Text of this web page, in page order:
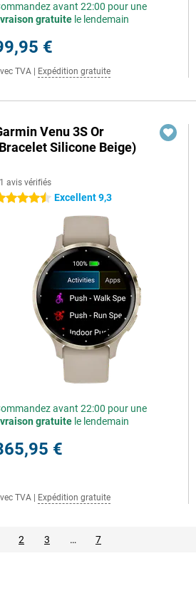
avant 22:00 pour une
gratuite le lendemain
€
TVA Expédition gratuite
Venu 3S Or
Silicone Beige)
avis vérifiés
étoiles Excellent 9,3
avant 22:00 pour une
gratuite le lendemain
€
TVA Expédition gratuite
2 3 … 7